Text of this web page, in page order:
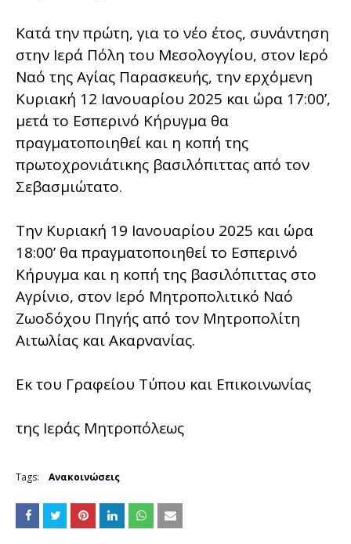
Κατά την πρώτη, για το νέο έτος, συνάντηση
στην Ιερά Πόλη του Μεσολογγίου, στον Ιερό
Ναό της Αγίας Παρασκευής, την ερχόμενη
Κυριακή 12 Ιανουαρίου 2025 και ώρα 17:00’,
μετά το Εσπερινό Κήρυγμα θα
πραγματοποιηθεί και η κοπή της
πρωτοχρονιάτικης βασιλόπιττας από τον
Σεβασμιώτατο.
Την Κυριακή 19 Ιανουαρίου 2025 και ώρα
18:00’ θα πραγματοποιηθεί το Εσπερινό
Κήρυγμα και η κοπή της βασιλόπιττας στο
Αγρίνιο, στον Ιερό Μητροπολιτικό Ναό
Ζωοδόχου Πηγής από τον Μητροπολίτη
Αιτωλίας και Ακαρνανίας.
Εκ του Γραφείου Τύπου και Επικοινωνίας
της Ιεράς Μητροπόλεως
Tags: Ανακοινώσεις